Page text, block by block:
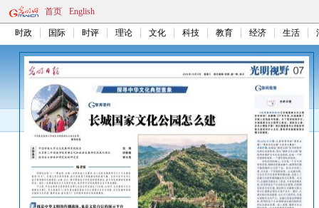
首页 English
时政 国际 时评 理论 文化 科技 教育 经济 生活